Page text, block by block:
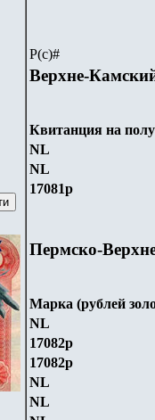
Р(с)#
Верхне-
Квитанция на
NL
NL
17081р
Пермско-
Марка (рублей
NL
17082р
17082р
NL
NL